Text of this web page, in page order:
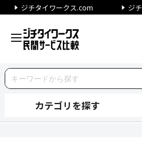
ジチタイワークス.com ジ
カテゴリを探す